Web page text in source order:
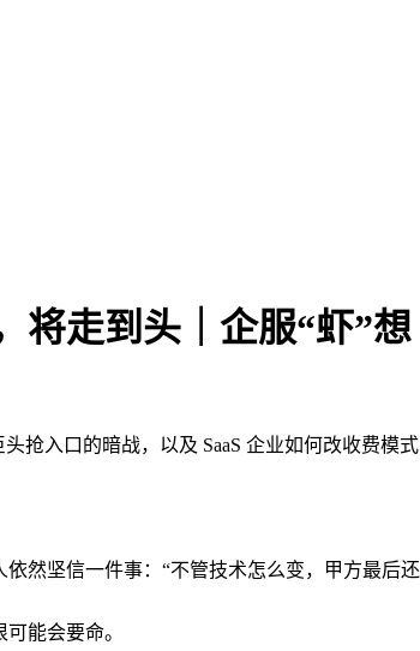
将走到头｜企服“虾”想
抢入口的暗战，以及 SaaS 企业如何改收费模
然坚信一件事：“不管技术怎么变，甲方最后
能会要命。